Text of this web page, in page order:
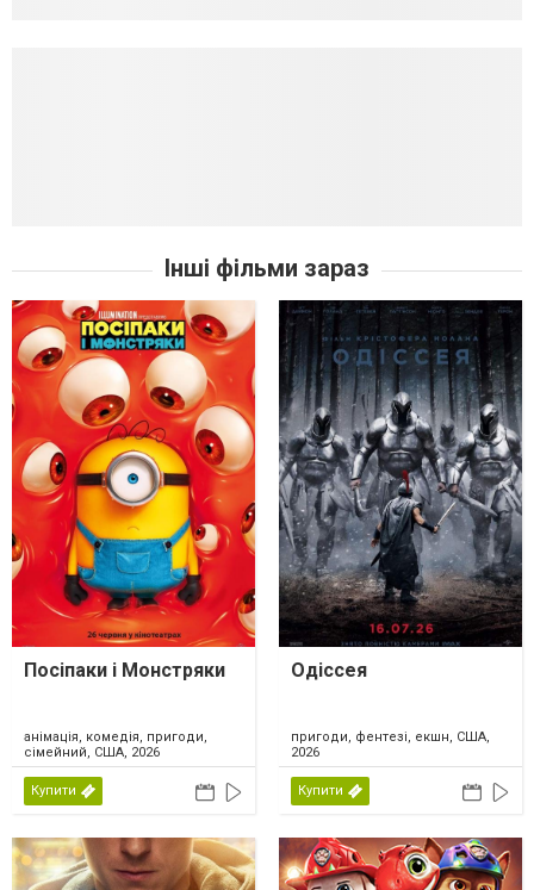
Інші фільми зараз
Посіпаки і Монстряки
анімація, комедія, пригоди,
сімейний, США, 2026
Купити
Одіссея
пригоди, фентезі, екшн, США,
2026
Купити